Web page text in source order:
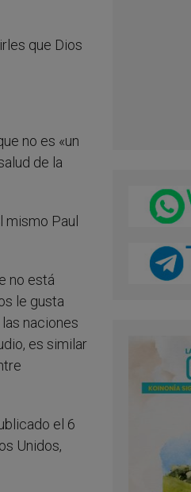
que Dios
no es «un
de la
Paul
no está
le gusta
naciones
es similar
el 6
Unidos,